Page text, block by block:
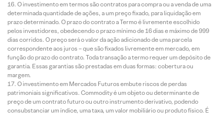
O investimento em termos são contratos para compra ou a venda de uma
determinada quantidade de ações, a um preço fixado, para liquidação em
prazo determinado. O prazo do contrato a Termo é livremente escolhido
pelos investidores, obedecendo o prazo mínimo de 16 dias e máximo de 999
dias corridos. O preço será o valor da ação adicionado de uma parcela
correspondente aos juros – que são fixados livremente em mercado, em
função do prazo do contrato. Toda transação a termo requer um depósito de
garantia. Essas garantias são prestadas em duas formas: cobertura ou
margem.
O investimento em Mercados Futuros embute riscos de perdas
patrimoniais significativos. Commodity é um objeto ou determinante de
preço de um contrato futuro ou outro instrumento derivativo, podendo
consubstanciar um índice, uma taxa, um valor mobiliário ou produto físico. É